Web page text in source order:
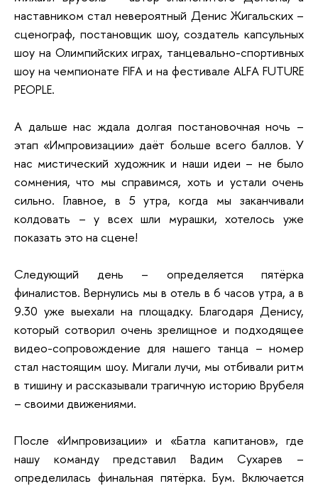
наставником стал невероятный Денис Жигальских –
сценограф, постановщик шоу, создатель капсульных
шоу на Олимпийских играх, танцевально-спортивных
шоу на чемпионате FIFA и на фестивале ALFA FUTURE
PEOPLE.
А дальше нас ждала долгая постановочная ночь –
этап «Импровизации» даёт больше всего баллов. У
нас мистический художник и наши идеи – не было
сомнения, что мы справимся, хоть и устали очень
сильно. Главное, в 5 утра, когда мы заканчивали
колдовать – у всех шли мурашки, хотелось уже
показать это на сцене!
Следующий день – определяется пятёрка
финалистов. Вернулись мы в отель в 6 часов утра, а в
9.30 уже выехали на площадку. Благодаря Денису,
который сотворил очень зрелищное и подходящее
видео-сопровождение для нашего танца – номер
стал настоящим шоу. Мигали лучи, мы отбивали ритм
в тишину и рассказывали трагичную историю Врубеля
– своими движениями.
После «Импровизации» и «Батла капитанов», где
нашу команду представил Вадим Сухарев –
определилась финальная пятёрка. Бум. Включается